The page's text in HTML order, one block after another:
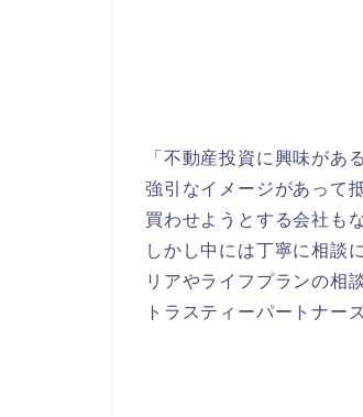
「不動産投資に興味があ
強引なイメージがあって
買わせようとする会社も
しかし中には丁寧に相談
リアやライフプランの相
トラスティーパートナー